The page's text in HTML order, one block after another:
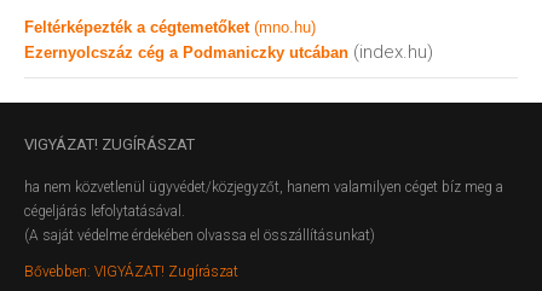
Feltérképezték a cégtemetőket (mno.hu)
Ezernyolcszáz cég a Podmaniczky utcában (index.hu)
VIGYÁZAT! ZUGÍRÁSZAT
ha nem közvetlenül ügyvédet/közjegyzőt, hanem valamilyen céget bíz meg a
cégeljárás lefolytatásával.
(A saját védelme érdekében olvassa el összállításunkat)
Bővebben: VIGYÁZAT! Zugírászat